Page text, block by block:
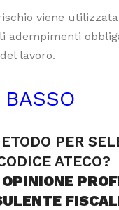
viene
adempimenti
lavoro.
PER
ATECO?